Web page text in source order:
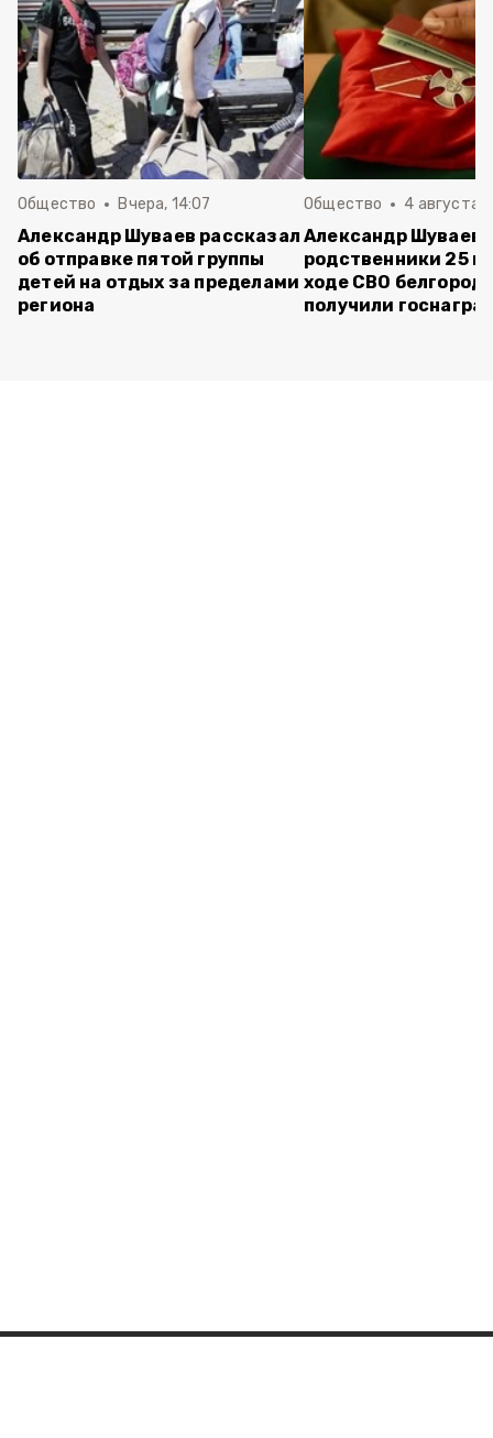
Общество Вчера, 14:07
Александр Шуваев рассказал
об отправке пятой группы
детей на отдых за пределами
региона
Общество 4 августа ,
Александр Шуваев:
родственники 25
ходе СВО
получили